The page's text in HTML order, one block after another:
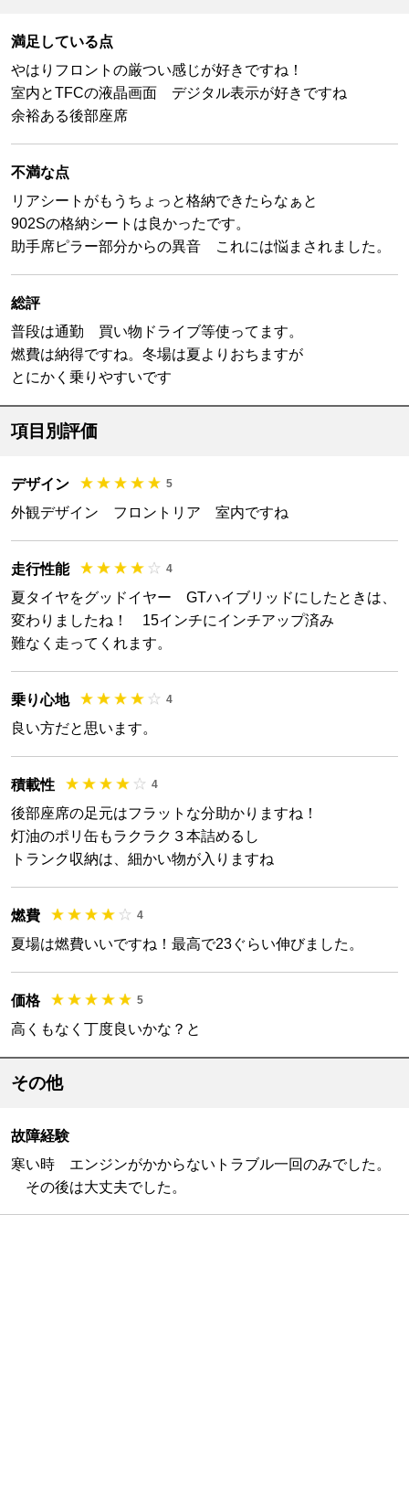
満足している点
やはりフロントの厳つい感じが好きですね！
室内とTFCの液晶画面 デジタル表示が好きですね
余裕ある後部座席
不満な点
リアシートがもうちょっと格納できたらなぁと
902Sの格納シートは良かったです。
助手席ピラー部分からの異音 これには悩まされました。
総評
普段は通勤 買い物ドライブ等使ってます。
燃費は納得ですね。冬場は夏よりおちますが
とにかく乗りやすいです
項目別評価
デザイン 5
外観デザイン フロントリア 室内ですね
走行性能 4
夏タイヤをグッドイヤー GTハイブリッドにしたときは、
変わりましたね！ 15インチにインチアップ済み
難なく走ってくれます。
乗り心地 4
良い方だと思います。
積載性 4
後部座席の足元はフラットな分助かりますね！
灯油のポリ缶もラクラク３本詰めるし
トランク収納は、細かい物が入りますね
燃費 4
夏場は燃費いいですね！最高で23ぐらい伸びました。
価格 5
高くもなく丁度良いかな？と
その他
故障経験
寒い時 エンジンがかからないトラブル一回のみでした。
その後は大丈夫でした。